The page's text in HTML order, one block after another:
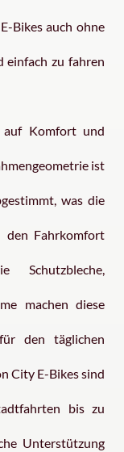
Bikes auch ohne
einfach zu fahren
Komfort und
ist
was die
den Fahrkomfort
Schutzbleche,
machen diese
den täglichen
City E-Bikes sind
bis zu
Unterstützung